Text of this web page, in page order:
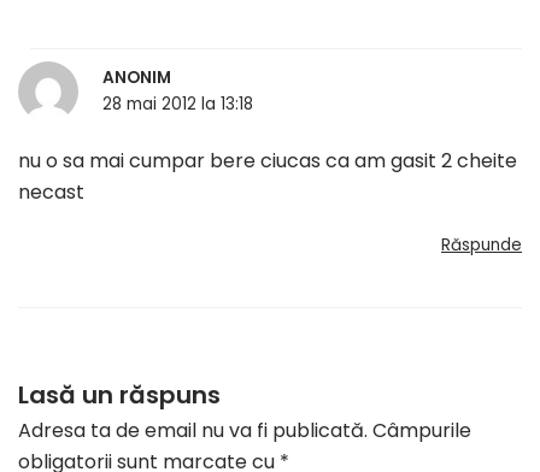
ANONIM
28 mai 2012 la 13:18
nu o sa mai cumpar bere ciucas ca am gasit 2 cheite
necast
Răspunde
Lasă un răspuns
Adresa ta de email nu va fi publicată. Câmpurile
obligatorii sunt marcate cu *